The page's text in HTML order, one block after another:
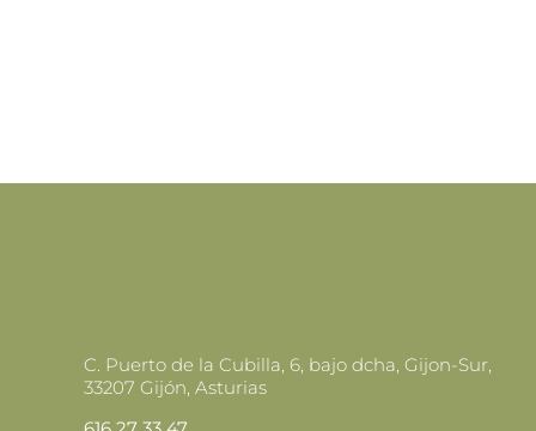
C. Puerto de la Cubilla, 6, bajo dcha, Gijon-Sur,
33207 Gijón, Asturias